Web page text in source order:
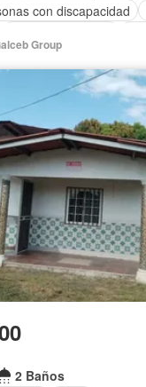
con discapacidad
Group
2 Baños